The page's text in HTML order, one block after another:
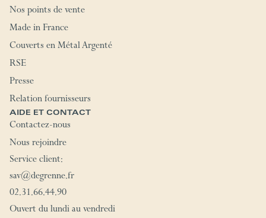
Nos points de vente
Made in France
Couverts en Métal Argenté
RSE
Presse
Relation fournisseurs
AIDE ET CONTACT
Contactez-nous
Nous rejoindre
Service client:
sav@degrenne.fr
02.31.66.44.90
Ouvert du lundi au vendredi